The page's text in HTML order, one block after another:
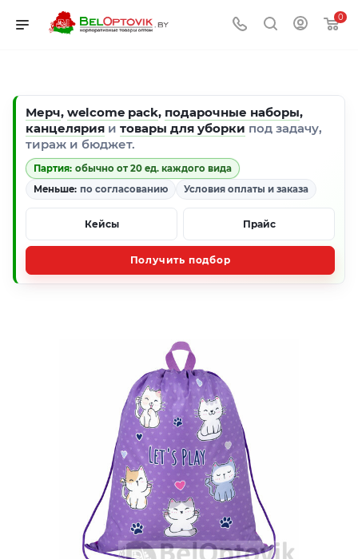
0
Мерч, welcome pack, подарочные наборы,
канцелярия и товары для уборки под задачу,
тираж и бюджет.
Партия: обычно от 20 ед. каждого вида
Меньше: по согласованию Условия оплаты и заказа
Кейсы Прайс
Получить подбор